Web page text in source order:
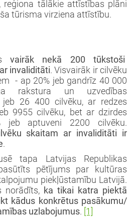
reģiona tālākie attīstības plāni
tūrisma virziena attīstību.
vairāk nekā 200 tūkstoši
invaliditāti. Visvairāk ir cilvēku
- ap 20% jeb gandrīz 40 000
rakstura un uzvedības
26 400 cilvēku, ar redzes
9955 cilvēku, bet ar dzirdes
jeb aptuveni 2200 cilvēku.
skaitam ar invaliditāti ir
.
tapa Latvijas Republikas
pētījums par kultūras
piekļūstamību Latvijā.
norādīts, ka tikai katra piektā
kādus konkrētus pasākumu/
uzlabojumus. [1]